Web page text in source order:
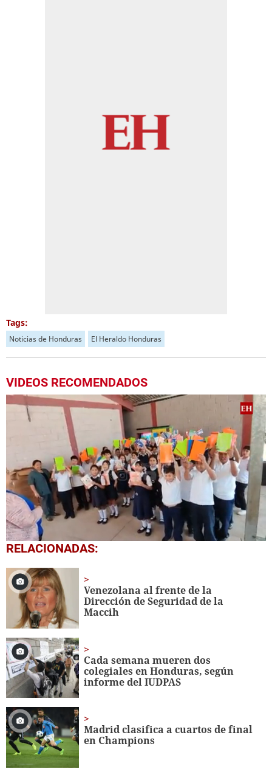
Tags:
Noticias de Honduras El Heraldo Honduras
VIDEOS RECOMENDADOS
0
seconds
1
minute,
56
seconds
RELACIONADAS:
Venezolana al frente de la
Dirección de Seguridad de la
Maccih
Cada semana mueren dos
colegiales en Honduras, según
informe del IUDPAS
Madrid clasifica a cuartos de final
en Champions